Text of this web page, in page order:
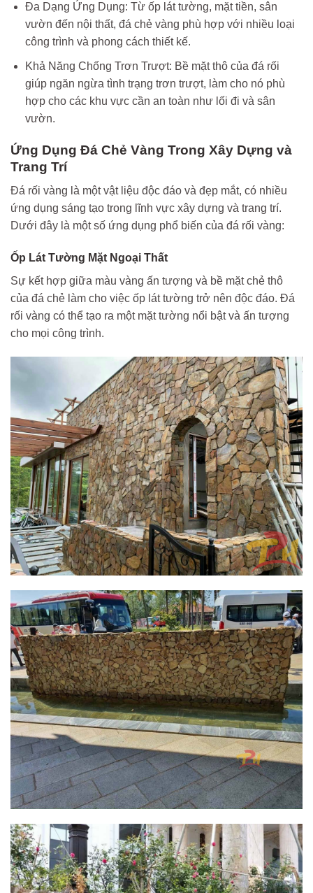
Đa Dạng Ứng Dụng: Từ ốp lát tường, mặt tiền, sân
vườn đến nội thất, đá chẻ vàng phù hợp với nhiều loại
công trình và phong cách thiết kế.
Khả Năng Chống Trơn Trượt: Bề mặt thô của đá rối
giúp ngăn ngừa tình trạng trơn trượt, làm cho nó phù
hợp cho các khu vực cần an toàn như lối đi và sân
vườn.
Ứng Dụng Đá Chẻ Vàng Trong Xây Dựng và
Trang Trí
Đá rối vàng là một vật liệu độc đáo và đẹp mắt, có nhiều
ứng dụng sáng tạo trong lĩnh vực xây dựng và trang trí.
Dưới đây là một số ứng dụng phổ biến của đá rối vàng:
Ốp Lát Tường Mặt Ngoại Thất
Sự kết hợp giữa màu vàng ấn tượng và bề mặt chẻ thô
của đá chẻ làm cho việc ốp lát tường trở nên độc đáo. Đá
rối vàng có thể tạo ra một mặt tường nổi bật và ấn tượng
cho mọi công trình.